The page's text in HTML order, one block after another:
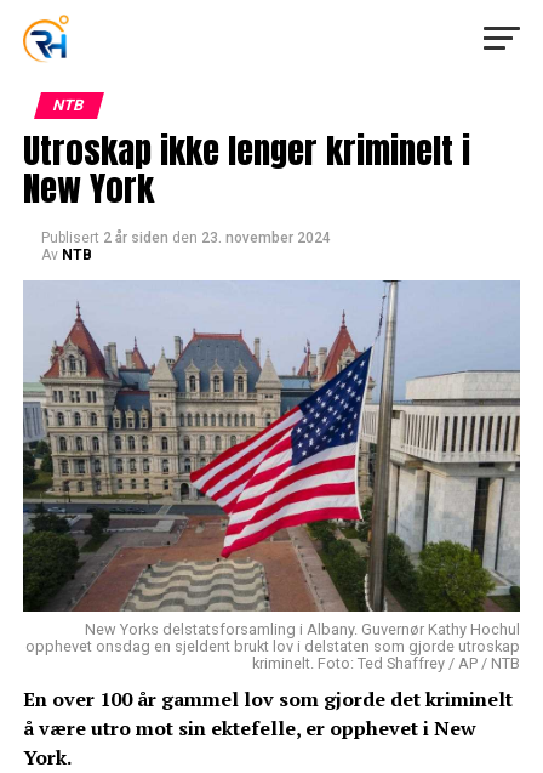
NTB
Utroskap ikke lenger kriminelt i
New York
Publisert 2 år siden den 23. november 2024
Av NTB
New Yorks delstatsforsamling i Albany. Guvernør Kathy Hochul
opphevet onsdag en sjeldent brukt lov i delstaten som gjorde utroskap
kriminelt. Foto: Ted Shaffrey / AP / NTB
En over 100 år gammel lov som gjorde det kriminelt
å være utro mot sin ektefelle, er opphevet i New
York.